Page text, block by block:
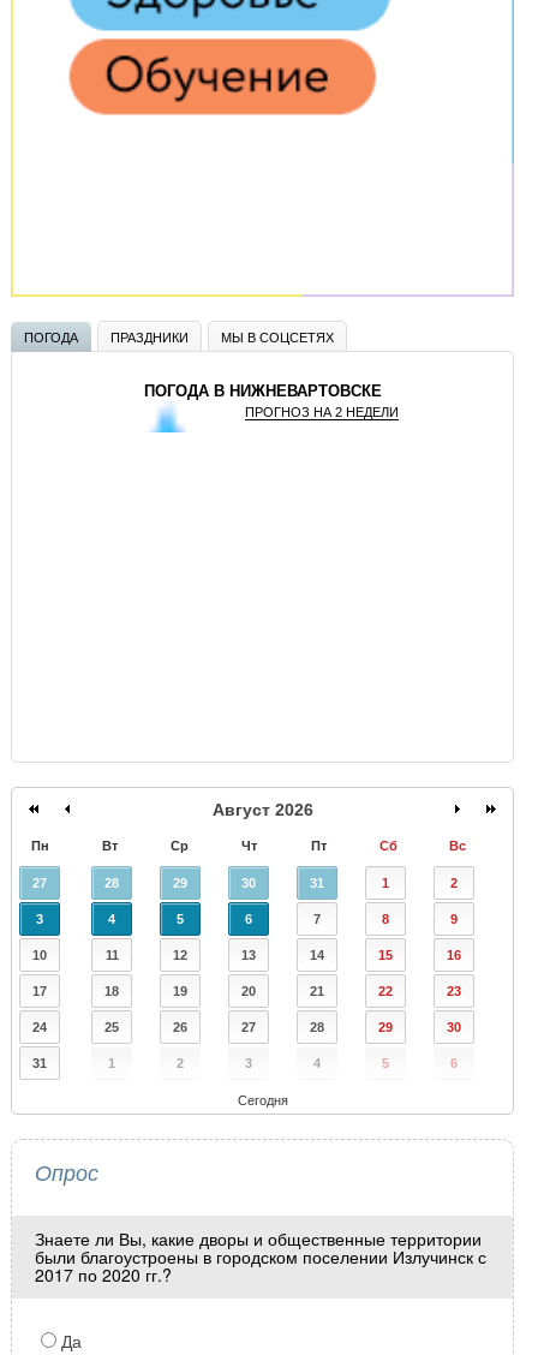
ПОГОДА ПРАЗДНИКИ МЫ В СОЦСЕТЯХ
ПОГОДА В НИЖНЕВАРТОВСКЕ
ПРОГНОЗ НА 2 НЕДЕЛИ
Август 2026
Пн Вт Ср Чт Пт Сб Вс
27 28 29 30 31 1 2
3 4 5 6 7 8 9
10 11 12 13 14 15 16
17 18 19 20 21 22 23
24 25 26 27 28 29 30
31 1 2 3 4 5 6
Сегодня
Опрос
Знаете ли Вы, какие дворы и общественные территории
были благоустроены в городском поселении Излучинск с
2017 по 2020 гг.?
Да